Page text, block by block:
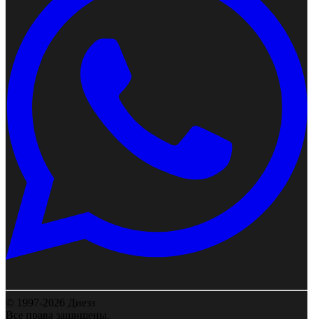
© 1997-2026 Диезз
Все права защищены.